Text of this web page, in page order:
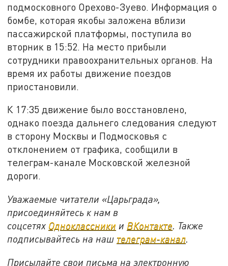
подмосковного Орехово-Зуево. Информация о
бомбе, которая якобы заложена вблизи
пассажирской платформы, поступила во
вторник в 15:52. На место прибыли
сотрудники правоохранительных органов. На
время их работы движение поездов
приостановили.
К 17:35 движение было восстановлено,
однако поезда дальнего следования следуют
в сторону Москвы и Подмосковья с
отклонением от графика, сообщили в
телеграм-канале Московской железной
дороги.
Уважаемые читатели «Царьграда»,
присоединяйтесь к нам в
соцсетях Одноклассники и ВКонтакте. Также
подписывайтесь на наш телеграм-канал.
Присылайте свои письма на электронную